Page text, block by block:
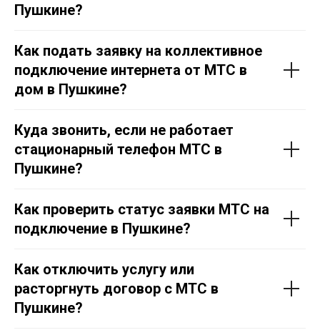
Пушкине?
Как подать заявку на коллективное
подключение интернета от МТС в
дом в Пушкине?
Куда звонить, если не работает
стационарный телефон МТС в
Пушкине?
Как проверить статус заявки МТС на
подключение в Пушкине?
Как отключить услугу или
расторгнуть договор с МТС в
Пушкине?